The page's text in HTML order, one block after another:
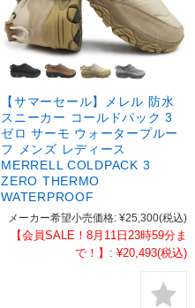
【サマーセール】メレル 防水
スニーカー コールドパック 3
ゼロ サーモ ウォータープルー
フ メンズ レディース
MERRELL COLDPACK 3
ZERO THERMO
WATERPROOF
メーカー希望小売価格: ¥25,300(税込)
【会員SALE！8月11日23時59分ま
で！】: ¥20,493(税込)